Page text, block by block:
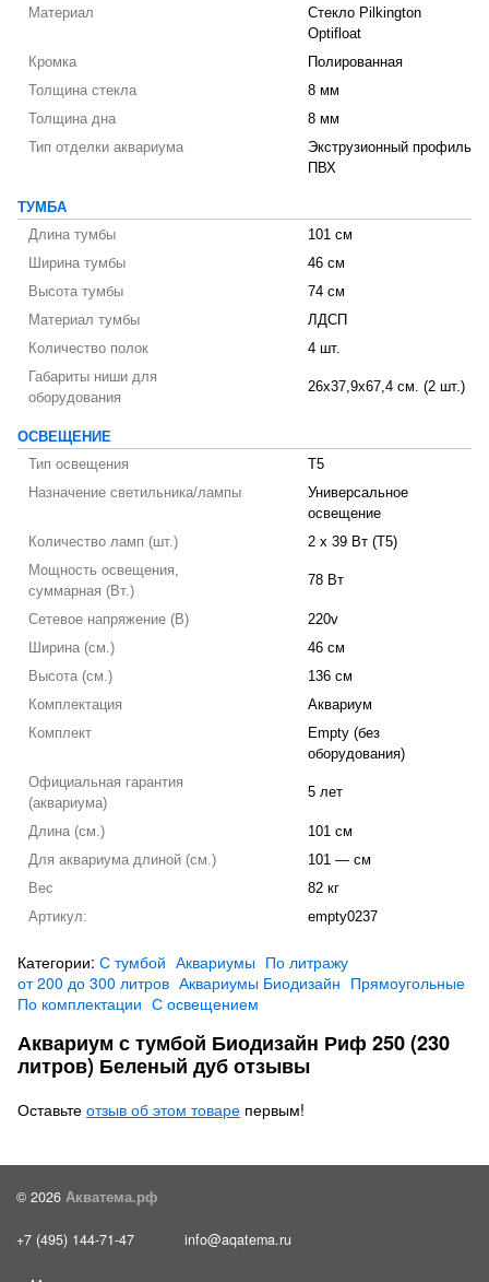
Материал
Стекло Pilkington
Optifloat
Кромка
Полированная
Толщина стекла
8 мм
Толщина дна
8 мм
Тип отделки аквариума
Экструзионный профиль
ПВХ
ТУМБА
Длина тумбы
101 см
Ширина тумбы
46 см
Высота тумбы
74 см
Материал тумбы
ЛДСП
Количество полок
4 шт.
Габариты ниши для
оборудования
26x37,9x67,4 см. (2 шт.)
ОСВЕЩЕНИЕ
Тип освещения
T5
Назначение светильника/лампы
Универсальное
освещение
Количество ламп (шт.)
2 х 39 Вт (T5)
Мощность освещения,
суммарная (Вт.)
78 Вт
Сетевое напряжение (В)
220v
Ширина (см.)
46 см
Высота (см.)
136 см
Комплектация
Аквариум
Комплект
Empty (без
оборудования)
Официальная гарантия
(аквариума)
5 лет
Длина (см.)
101 см
Для аквариума длиной (см.)
101 — см
Вес
82 кг
Артикул:
empty0237
Категории: С тумбой Аквариумы По литражу
от 200 до 300 литров Аквариумы Биодизайн Прямоугольные
По комплектации С освещением
Аквариум с тумбой Биодизайн Риф 250 (230
литров) Беленый дуб отзывы
Оставьте отзыв об этом товаре первым!
© 2026 Акватема.рф
+7 (495) 144-71-47 info@aqatema.ru